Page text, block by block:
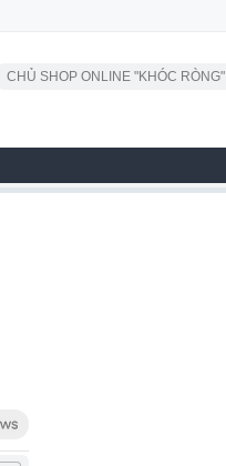
CHỦ SHOP ONLINE "KHÓC RÒNG"